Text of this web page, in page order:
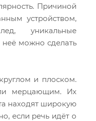
Причиной
устройством,
уникальные
неё можно сделать
и плоском.
мерцающим. Их
находят широкую
если речь идёт о